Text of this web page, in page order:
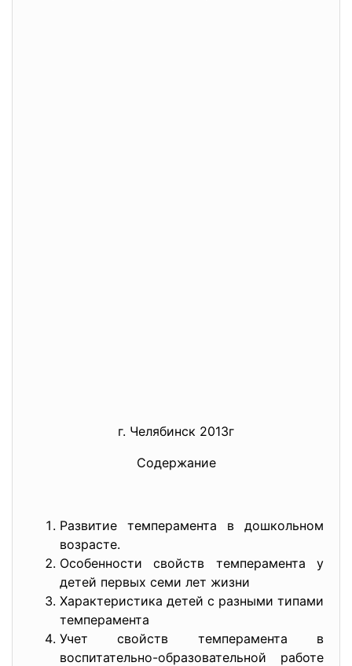
г. Челябинск 2013г
Содержание
Развитие темперамента в дошкольном
возрасте.
Особенности свойств темперамента у
детей первых семи лет жизни
Характеристика детей с разными типами
темперамента
Учет свойств темперамента в
воспитательно-образовательной работе